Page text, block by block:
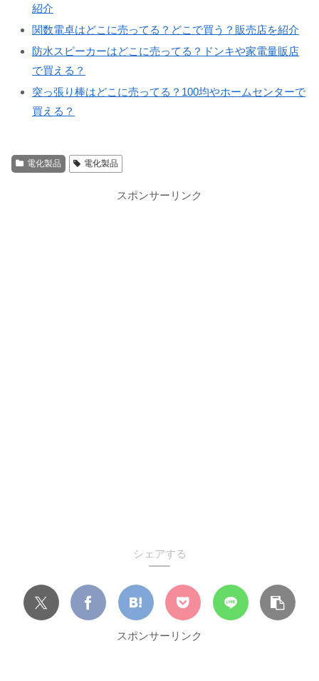
紹介
関数電卓はどこに売ってる？どこで買う？販売店を紹介
防水スピーカーはどこに売ってる？ドンキや家電量販店
で買える？
突っ張り棒はどこに売ってる？100均やホームセンターで
買える？
電化製品 電化製品
スポンサーリンク
シェアする
スポンサーリンク